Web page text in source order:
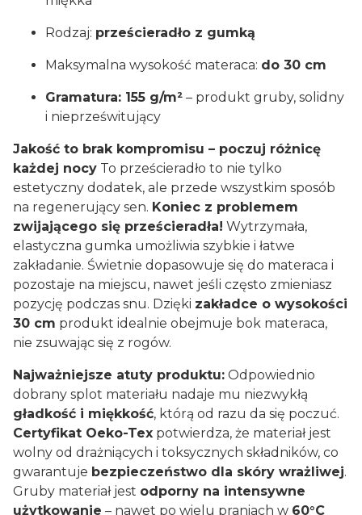
Rodzaj: prześcieradło z gumką
Maksymalna wysokość materaca: do 30 cm
Gramatura: 155 g/m² – produkt gruby, solidny
i nieprześwitujący
Jakość to brak kompromisu – poczuj różnicę
każdej nocy To prześcieradło to nie tylko
estetyczny dodatek, ale przede wszystkim sposób
na regenerujący sen. Koniec z problemem
zwijającego się prześcieradła! Wytrzymała,
elastyczna gumka umożliwia szybkie i łatwe
zakładanie. Świetnie dopasowuje się do materaca i
pozostaje na miejscu, nawet jeśli często zmieniasz
pozycję podczas snu. Dzięki zakładce o wysokości
30 cm produkt idealnie obejmuje bok materaca,
nie zsuwając się z rogów.
Najważniejsze atuty produktu: Odpowiednio
dobrany splot materiału nadaje mu niezwykłą
gładkość i miękkość, którą od razu da się poczuć.
Certyfikat Oeko-Tex potwierdza, że materiał jest
wolny od drażniących i toksycznych składników, co
gwarantuje bezpieczeństwo dla skóry wrażliwej.
Gruby materiał jest odporny na intensywne
użytkowanie – nawet po wielu praniach w 60°C